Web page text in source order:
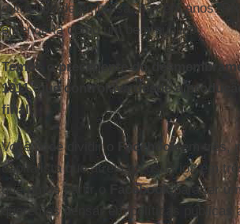
outro tipo de empresa, há cem anos.
entendê-la como um bem público.
Temos o precedente do
1911, que controlava desde a
final.
Você pode dividir o Facebookem três,
capitalista que atrela os usuários em
queremos partir o
Facebookpara ter
queremos pensar em políticas públicas